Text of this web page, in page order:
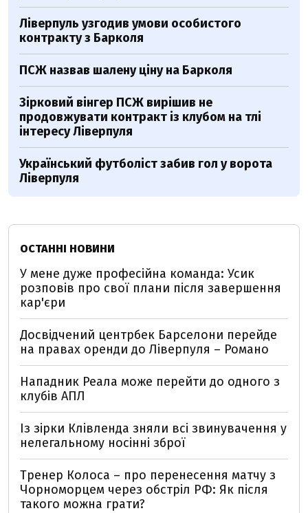
Ліверпуль узгодив умови особистого
контракту з Барколя
ПСЖ назвав шалену ціну на Барколя
Зірковий вінгер ПСЖ вирішив не
продовжувати контракт із клубом на тлі
інтересу Ліверпуля
Український футболіст забив гол у ворота
Ліверпуля
ОСТАННІ НОВИНИ
У мене дуже професійна команда: Усик
розповів про свої плани після завершення
кар'єри
Досвідчений центрбек Барселони перейде
на правах оренди до Ліверпуля – Романо
Нападник Реала може перейти до одного з
клубів АПЛ
Із зірки Клівленда зняли всі звинувачення у
нелегальному носінні зброї
Тренер Колоса – про перенесення матчу з
Чорноморцем через обстріл РФ: Як після
такого можна грати?